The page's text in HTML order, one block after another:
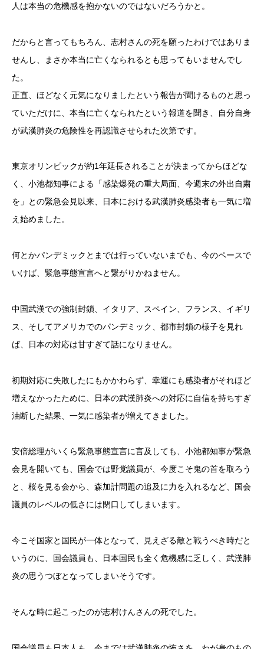
人は本当の危機感を抱かないのではないだろうかと。
だからと言ってもちろん、志村さんの死を願ったわけではありま
せんし、まさか本当に亡くなられるとも思ってもいませんでし
た。
正直、ほどなく元気になりましたという報告が聞けるものと思っ
ていただけに、本当に亡くなられたという報道を聞き、自分自身
が武漢肺炎の危険性を再認識させられた次第です。
東京オリンピックが約1年延長されることが決まってからほどな
く、小池都知事による「感染爆発の重大局面、今週末の外出自粛
を」との緊急会見以来、日本における武漢肺炎感染者も一気に増
え始めました。
何とかパンデミックとまでは行っていないまでも、今のペースで
いけば、緊急事態宣言へと繋がりかねません。
中国武漢での強制封鎖、イタリア、スペイン、フランス、イギリ
ス、そしてアメリカでのパンデミック、都市封鎖の様子を見れ
ば、日本の対応は甘すぎて話になりません。
初期対応に失敗したにもかかわらず、幸運にも感染者がそれほど
増えなかったために、日本の武漢肺炎への対応に自信を持ちすぎ
油断した結果、一気に感染者が増えてきました。
安倍総理がいくら緊急事態宣言に言及しても、小池都知事が緊急
会見を開いても、国会では野党議員が、今度こそ鬼の首を取ろう
と、桜を見る会から、森加計問題の追及に力を入れるなど、国会
議員のレベルの低さには閉口してしまいます。
今こそ国家と国民が一体となって、見えざる敵と戦うべき時だと
いうのに、国会議員も、日本国民も全く危機感に乏しく、武漢肺
炎の思うつぼとなってしまいそうです。
そんな時に起こったのが志村けんさんの死でした。